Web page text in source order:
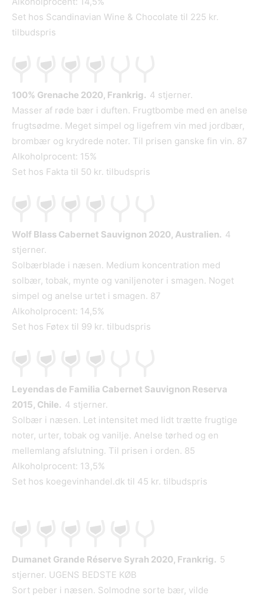
Set hos Scandinavian Wine & Chocolate til 225 kr.
tilbudspris
100% Grenache 2020, Frankrig. 4 stjerner.
Masser af røde bær i duften. Frugtbombe med en anelse
frugtsødme. Meget simpel og ligefrem vin med jordbær,
brombær og krydrede noter. Til prisen ganske fin vin. 87
Alkoholprocent: 15%
Set hos Fakta til 50 kr. tilbudspris
Wolf Blass Cabernet Sauvignon 2020, Australien. 4
stjerner.
Solbærblade i næsen. Medium koncentration med
solbær, tobak, mynte og vaniljenoter i smagen. Noget
simpel og anelse urtet i smagen. 87
Alkoholprocent: 14,5%
Set hos Føtex til 99 kr. tilbudspris
Leyendas de Familia Cabernet Sauvignon Reserva
2015, Chile. 4 stjerner.
Solbær i næsen. Let intensitet med lidt trætte frugtige
noter, urter, tobak og vanilje. Anelse tørhed og en
mellemlang afslutning. Til prisen i orden. 85
Alkoholprocent: 13,5%
Set hos koegevinhandel.dk til 45 kr. tilbudspris
Dumanet Grande Réserve Syrah 2020, Frankrig. 5
stjerner. UGENS BEDSTE KØB
Sort peber i næsen. Solmodne sorte bær, vilde